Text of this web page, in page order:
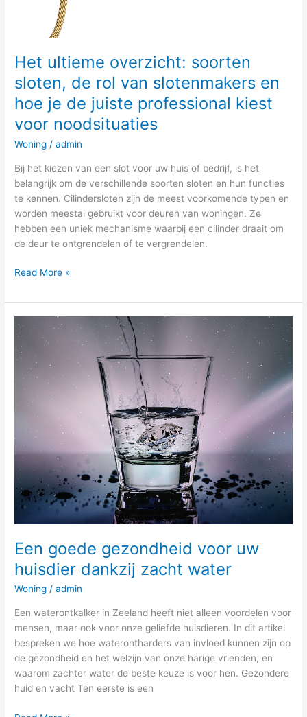
Het ultieme overzicht: soorten
sloten, de rol van slotenmakers en
hoe je de juiste professional kiest
voor noodsituaties
Woning /admin
Bij het kiezen van een slot voor uw huis of bedrijf, is het
belangrijk om de verschillende soorten sloten en hun functies
te kennen. Cilindersloten zijn de meest voorkomende typen en
worden meestal gebruikt voor deuren van woningen. Ze
hebben een uniek mechanisme waarbij een cilinder draait om
de deur te ontgrendelen of te vergrendelen.
noodsituaties
Read More »
Een goede gezondheid voor uw
huisdier dankzij zacht water
Woning /admin
Een waterontkalker in Zeeland heeft niet alleen voordelen voor
mensen, maar ook voor onze geliefde huisdieren. In dit artikel
bespreken we hoe waterontharders van invloed kunnen zijn op
de gezondheid en het welzijn van onze harige vrienden, en
waarom zachter water de beste keuze is voor hen. Gezondere
huid en vacht Ten eerste is een
Een
goede
gezondheid
voor
huisdier
water